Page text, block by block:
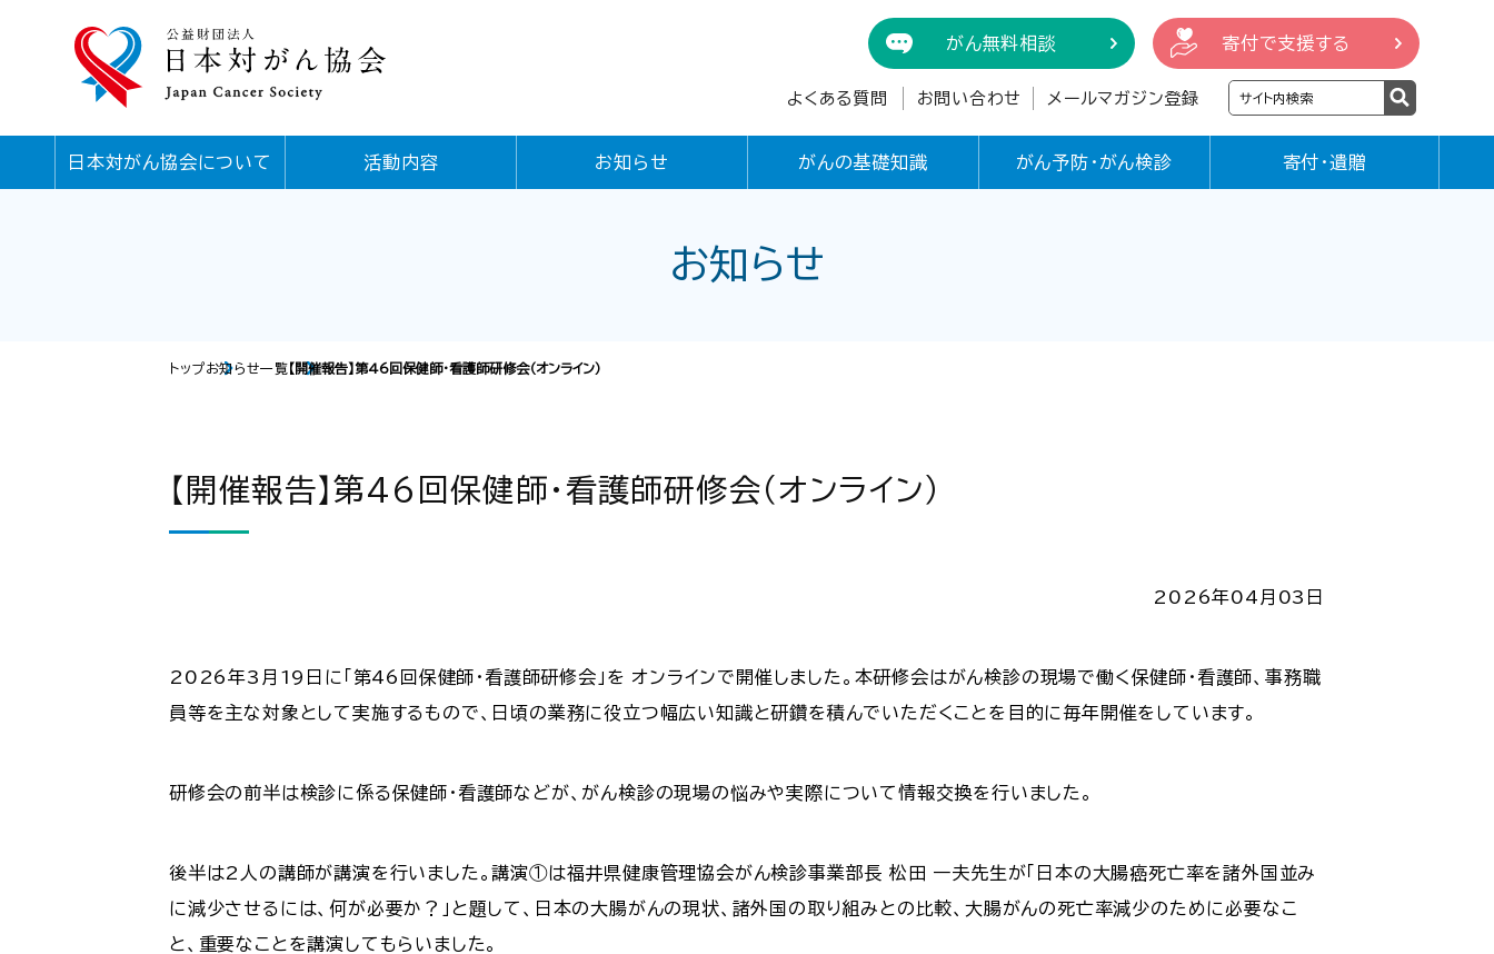
がん無料相談 寄付で支援する
よくある質問 お問い合わせ メールマガジン登録
日本対がん協会について 活動内容 お知らせ がんの基礎知識 がん予防・がん検診 寄付・遺贈
お知らせ
トップお知らせ一覧 【開催報告】第46回保健師・看護師研修会（オンライン）
【開催報告】第46回保健師・看護師研修会（オンライン）
2026年04月03日
2026年3月19日に「第46回保健師・看護師研修会」を オンラインで開催しました。本研修会はがん検診の現場で働く保健師・看護師、事務職
員等を主な対象として実施するもので、日頃の業務に役立つ幅広い知識と研鑽を積んでいただくことを目的に毎年開催をしています。
研修会の前半は検診に係る保健師・看護師などが、がん検診の現場の悩みや実際について情報交換を行いました。
後半は2人の講師が講演を行いました。講演①は福井県健康管理協会がん検診事業部長 松田 一夫先生が「日本の大腸癌死亡率を諸外国並み
に減少させるには、何が必要か？」と題して、日本の大腸がんの現状、諸外国の取り組みとの比較、大腸がんの死亡率減少のために必要なこ
と、重要なことを講演してもらいました。